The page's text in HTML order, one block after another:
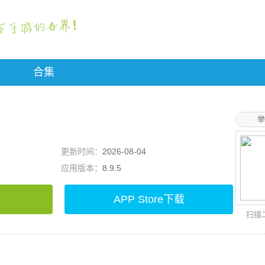
合集
更新时间： 2026-08-04
应用版本： 8.9.5
APP Store下载
扫描